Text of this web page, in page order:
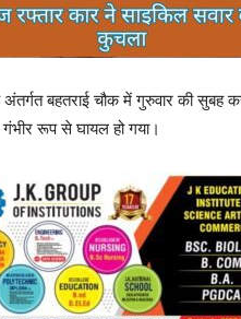
बहतराई चौक में गुरुवार की सुबह
रूप से घायल हो गया।